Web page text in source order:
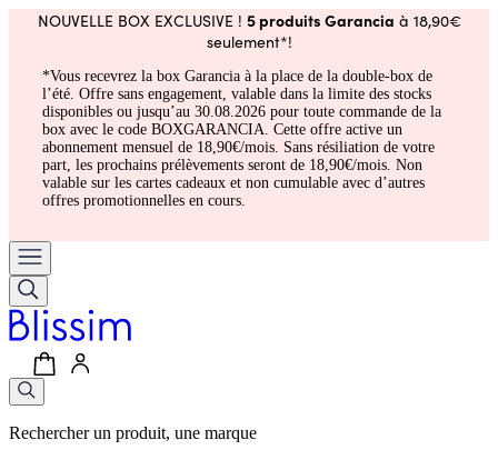
NOUVELLE BOX EXCLUSIVE ! 5 produits Garancia à 18,90€
seulement*!
*Vous recevrez la box Garancia à la place de la double-box de
l’été. Offre sans engagement, valable dans la limite des stocks
disponibles ou jusqu’au 30.08.2026 pour toute commande de la
box avec le code BOXGARANCIA. Cette offre active un
abonnement mensuel de 18,90€/mois. Sans résiliation de votre
part, les prochains prélèvements seront de 18,90€/mois. Non
valable sur les cartes cadeaux et non cumulable avec d’autres
offres promotionnelles en cours.
Rechercher un produit, une marque